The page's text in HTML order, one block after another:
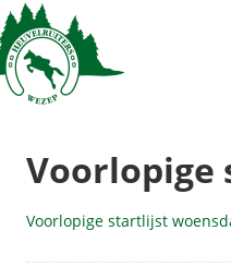
Voorlopige
Voorlopige startlijst